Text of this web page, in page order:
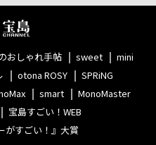
おしゃれ手帖 sweet
mini
otona ROSY
SPRiNG
smart
MonoMaster
宝島すごい！WEB
がすごい！』大賞